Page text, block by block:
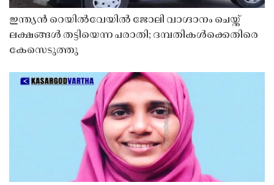
ഇന്ത്യൻ റെയിൽവേയിൽ ജോലി വാഗ്ദാനം ചെയ്ത്
ലക്ഷങ്ങൾ തട്ടിയെന്ന പരാതി; ദമ്പതികൾക്കെതിരെ
കേസെടുത്തു